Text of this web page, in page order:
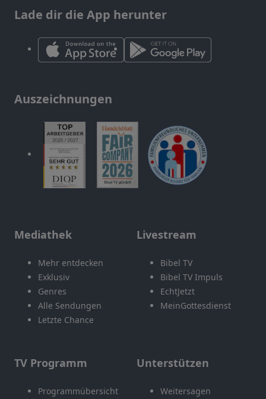
Lade dir die App herunter
Auszeichnungen
Mediathek
Mehr entdecken
Exklusiv
Genres
Alle Sendungen
Letzte Chance
Livestream
Bibel TV
Bibel TV Impuls
EchtJetzt
MeinGottesdienst
TV Programm
Programmübersicht
Unterstützen
Weitersagen